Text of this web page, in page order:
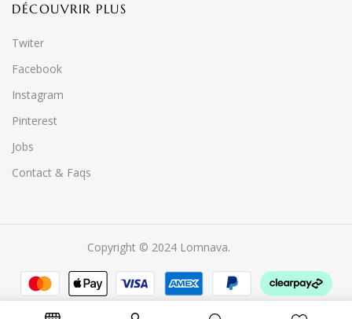
DÉCOUVRIR PLUS
Twiter
Facebook
Instagram
Pinterest
Jobs
Contact & Faqs
Copyright © 2024 Lomnava.